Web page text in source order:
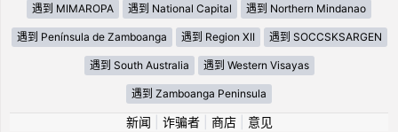
遇到 MIMAROPA 遇到 National Capital 遇到 Northern Mindanao
遇到 Península de Zamboanga 遇到 Region XII 遇到 SOCCSKSARGEN
遇到 South Australia 遇到 Western Visayas
遇到 Zamboanga Peninsula
新闻 诈骗者| 商店| 意见